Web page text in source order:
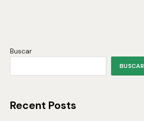
Buscar
BUSCAR
Recent Posts